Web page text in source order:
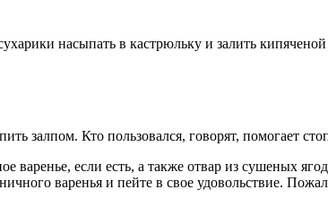
насыпать в кастрюльку и залить
залпом. Кто пользовался, говорят, помогает
если есть, а также отвар из сушеных
варенья и пейте в свое удовольствие.